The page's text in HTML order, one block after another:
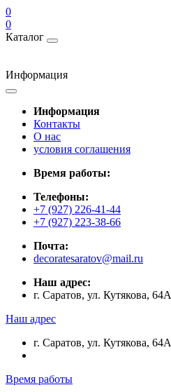
0
0
Каталог
Информация
Информация
Контакты
О нас
условия соглашения
Время работы:
Телефоны:
+7 (927) 226-41-44
+7 (927) 223-38-66
Почта:
decoratesaratov@mail.ru
Наш адрес:
г. Саратов, ул. Кутякова, 64А
Наш адрес
г. Саратов, ул. Кутякова, 64А
Время работы